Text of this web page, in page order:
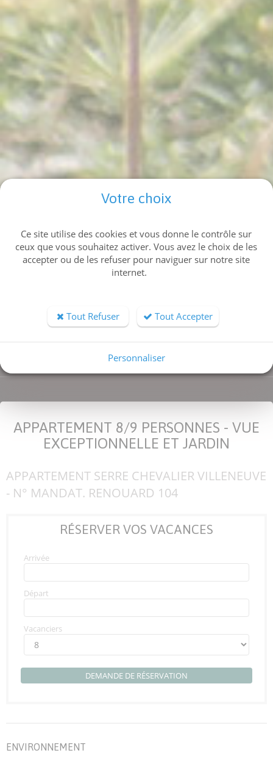
Type de bien
APPARTEMENT 8/9 PERSONNES - VUE
EXCEPTIONNELLE ET JARDIN
APPARTEMENT SERRE CHEVALIER VILLENEUVE
- N° MANDAT. RENOUARD 104
RÉSERVER VOS VACANCES
Arrivée
Départ
Vacanciers
DEMANDE DE RÉSERVATION
ENVIRONNEMENT
Votre choix
Ce site utilise des cookies et vous donne le contrôle sur
ceux que vous souhaitez activer. Vous avez le choix de les
accepter ou de les refuser pour naviguer sur notre site
internet.
Tout Refuser Tout Accepter
Personnaliser